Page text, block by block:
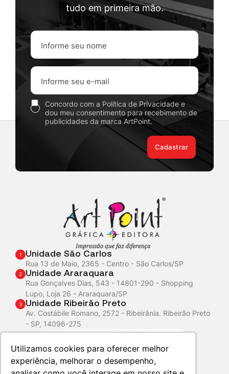
Utilizamos cookies para oferecer melhor
experiência, melhorar o desempenho,
tudo em primeira mão.
Concordo com a Política de Privacidade e
dou meu consentimento para recebimento de
publicidades da marca ArtPoint.
Cadastrar
1 Unidade São Carlos
Rua 13 de Maio, 2365 - Centro - São Carlos/SP
2 Unidade Araraquara
Rua Gonçalves Dias, 543 - 14801-290 - Shopping
Lupo, Loja 26 - Araraquara/SP
3 Unidade Ribeirão Preto
Av. Costábile Romano, 2572 - Ribeirânia. Ribeirão Preto
- SP, 14096-275
AtendimentoWhatsApp